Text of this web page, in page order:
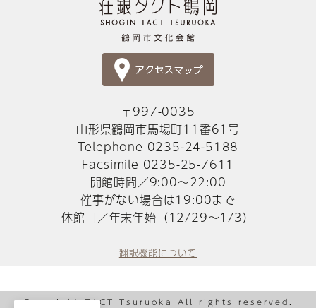
翻訳機能について
〒997-0035
山形県鶴岡市馬場町11番61号
Telephone 0235-24-5188
Facsimile 0235-25-7611
開館時間／9:00～22:00
催事がない場合は19:00まで
休館日／年末年始（12/29～1/3）
Copyright TACT Tsuruoka All rights reserved.